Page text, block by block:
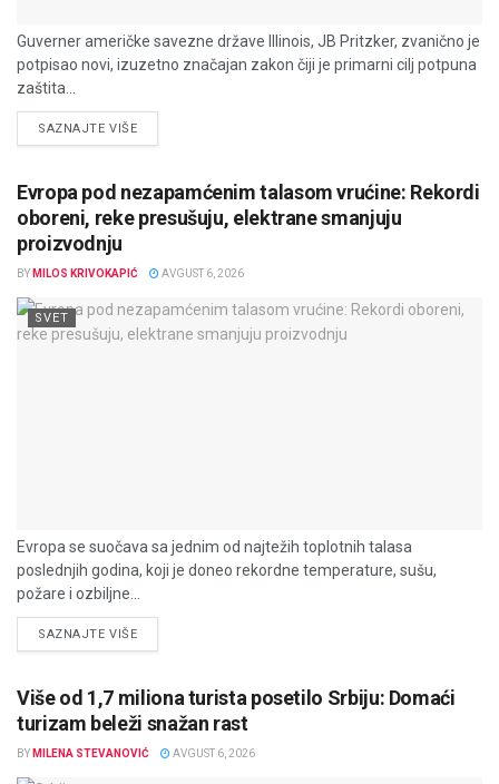
Guverner američke savezne države Illinois, JB Pritzker, zvanično je
potpisao novi, izuzetno značajan zakon čiji je primarni cilj potpuna
zaštita...
SAZNAJTE VIŠEDETAILS
Evropa pod nezapamćenim talasom vrućine: Rekordi
oboreni, reke presušuju, elektrane smanjuju
proizvodnju
BY MILOS KRIVOKAPIĆ AVGUST 6, 2026
SVET
Evropa se suočava sa jednim od najtežih toplotnih talasa
poslednjih godina, koji je doneo rekordne temperature, sušu,
požare i ozbiljne...
SAZNAJTE VIŠEDETAILS
Više od 1,7 miliona turista posetilo Srbiju: Domaći
turizam beleži snažan rast
BY MILENA STEVANOVIĆ AVGUST 6, 2026